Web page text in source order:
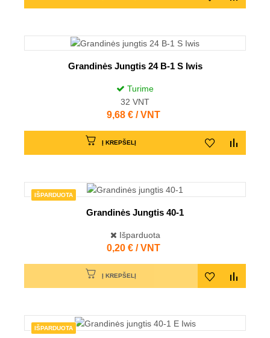
Grandinės Jungtis 24 B-1 S Iwis
Turime
32 VNT
Kaina
9,68 € / VNT
Į KREPŠELĮ
IŠPARDUOTA
Grandinės Jungtis 40-1
Išparduota
Kaina
0,20 € / VNT
Į KREPŠELĮ
IŠPARDUOTA